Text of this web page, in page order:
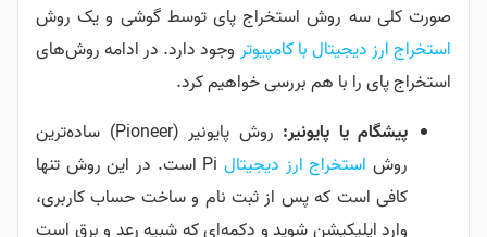
صورت کلی سه روش استخراج پای توسط گوشی و یک روش
استخراج ارز دیجیتال با کامپیوتر وجود دارد. در ادامه روش‌های
استخراج پای را با هم بررسی خواهیم کرد.
پیشگام یا پایونیر:
روش پایونیر (Pioneer) ساده‌ترین
روش استخراج ارز دیجیتال
Pi است. در این روش تنها
کافی است که پس از ثبت نام و ساخت حساب کاربری،
وارد اپلیکیشن شوید و دکمه‌ای که شبیه رعد و برق است